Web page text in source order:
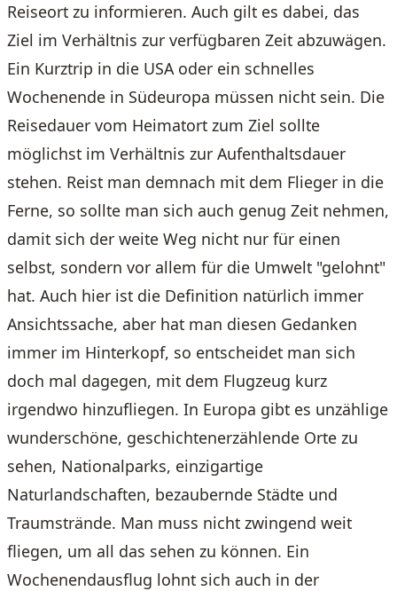
Reiseort zu informieren. Auch gilt es dabei, das
Ziel im Verhältnis zur verfügbaren Zeit abzuwägen.
Ein Kurztrip in die USA oder ein schnelles
Wochenende in Südeuropa müssen nicht sein. Die
Reisedauer vom Heimatort zum Ziel sollte
möglichst im Verhältnis zur Aufenthaltsdauer
stehen. Reist man demnach mit dem Flieger in die
Ferne, so sollte man sich auch genug Zeit nehmen,
damit sich der weite Weg nicht nur für einen
selbst, sondern vor allem für die Umwelt "gelohnt"
hat. Auch hier ist die Definition natürlich immer
Ansichtssache, aber hat man diesen Gedanken
immer im Hinterkopf, so entscheidet man sich
doch mal dagegen, mit dem Flugzeug kurz
irgendwo hinzufliegen. In Europa gibt es unzählige
wunderschöne, geschichtenerzählende Orte zu
sehen, Nationalparks, einzigartige
Naturlandschaften, bezaubernde Städte und
Traumstrände. Man muss nicht zwingend weit
fliegen, um all das sehen zu können. Ein
Wochenendausflug lohnt sich auch in der